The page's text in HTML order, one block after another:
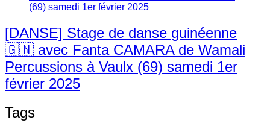
[DANSE] Stage de danse guinéenne
🇬🇳 avec Fanta CAMARA de Wamali
Percussions à Vaulx (69) samedi 1er
février 2025
Tags